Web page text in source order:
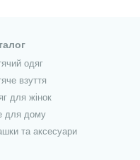
одяг
взуття
для жінок
для дому
та аксесуари